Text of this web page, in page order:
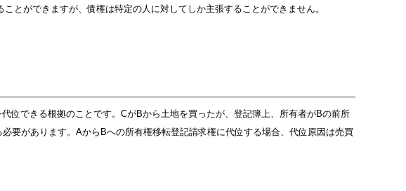
とができますが、債権は特定の人に対してしか主張することができません。
位できる根拠のことです。CがBから土地を買ったが、登記簿上、所有者がBの前所
要があります。AからBへの所有権移転登記請求権に代位する場合、代位原因は売買